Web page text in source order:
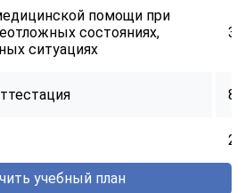
помощи при
состояниях,
ситуациях
32
8
учебный план